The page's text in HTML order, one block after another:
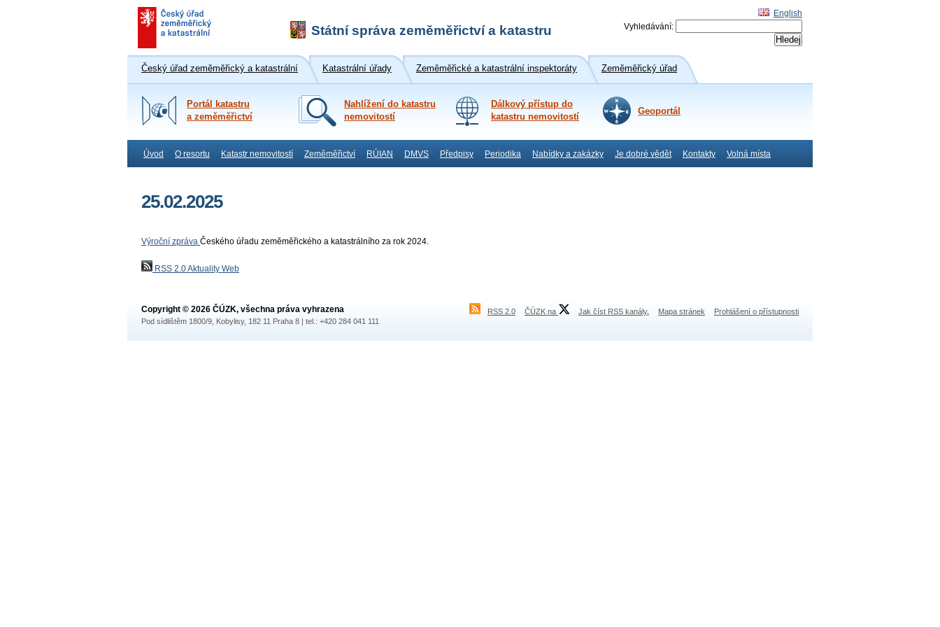
Státní správa zeměměřictví a katastru
English
Vyhledávání:
Český úřad zeměměřický a katastrální Katastrální úřady Zeměměřické a katastrální inspektoráty Zeměměřický úřad
Portál katastru
a zeměměřictví
Nahlížení do katastru
nemovitostí
Dálkový přístup do
katastru nemovitostí
Geoportál
Úvod O resortu Katastr nemovitostí Zeměměřictví RÚIAN DMVS Předpisy Periodika Nabídky a zakázky Je dobré vědět Kontakty Volná místa
25.02.2025
Výroční zpráva Českého úřadu zeměměřického a katastrálního za rok 2024.
RSS 2.0 Aktuality Web
RSS 2.0 ČÚZK na Jak číst RSS kanály, Mapa stránek Prohlášení o přístupnosti
Copyright © 2026 ČÚZK, všechna práva vyhrazena
Pod sídlištěm 1800/9, Kobylisy, 182 11 Praha 8 | tel.: +420 284 041 111